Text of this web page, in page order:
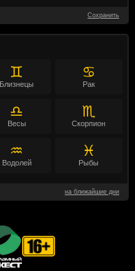
Сохранить
♊
Близнецы
♋
Рак
♎
Весы
♏
Скорпион
♒
Водолей
♓
Рыбы
на ближайшие дни